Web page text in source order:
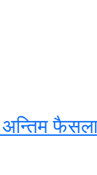
अन्तिम